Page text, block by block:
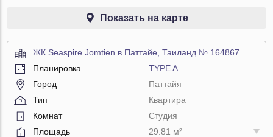
Показать на карте
ЖК Seaspire Jomtien в Паттайе, Таиланд № 164867
Планировка
TYPE A
Город
Паттайя
Тип
Квартира
Комнат
Студия
Площадь
29.81 м²